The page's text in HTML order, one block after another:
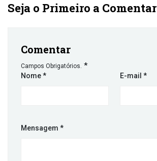
Seja o Primeiro a Comentar
Comentar
Campos Obrigatórios. *
Nome* E-mail *
Mensagem *